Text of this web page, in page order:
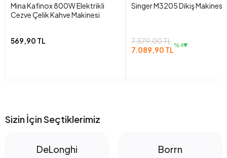
Mina Kafinox 800W Elektrikli
Cezve Çelik Kahve Makinesi
569,90 TL
Singer M3205 Dikiş Makinesi
7.379,00 TL
7.089,90 TL %4
Sizin İçin Seçtiklerimiz
DeLonghi Borrn